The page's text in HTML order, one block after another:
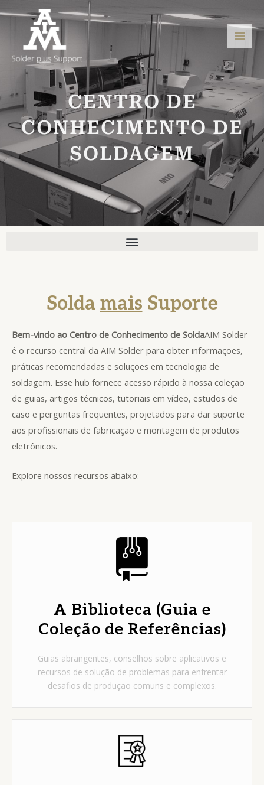
conteúdo
CENTRO DE
CONHECIMENTO DE
SOLDAGEM
Solda mais Suporte
Bem-vindo ao Centro de Conhecimento de SoldaAIM Solder
é o recurso central da AIM Solder para obter informações,
práticas recomendadas e soluções em tecnologia de
soldagem. Esse hub fornece acesso rápido à nossa coleção
de guias, artigos técnicos, tutoriais em vídeo, estudos de
caso e perguntas frequentes, projetados para dar suporte
aos profissionais de fabricação e montagem de produtos
eletrônicos.
Explore nossos recursos abaixo:
A Biblioteca (Guia e
Coleção de Referências)
Guias abrangentes, conselhos sobre aplicativos e
recursos de solução de problemas para enfrentar
desafios de produção comuns e complexos.